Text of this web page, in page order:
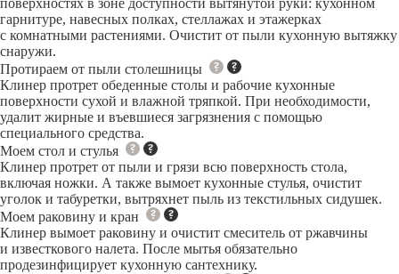
поверхностях в зоне доступности вытянутой руки: кухонном
гарнитуре, навесных полках, стеллажах и этажерках
с комнатными растениями. Очистит от пыли кухонную вытяжку
снаружи.
Протираем от пыли столешницы
Клинер протрет обеденные столы и рабочие кухонные
поверхности сухой и влажной тряпкой. При необходимости,
удалит жирные и въевшиеся загрязнения с помощью
специального средства.
Моем стол и стулья
Клинер протрет от пыли и грязи всю поверхность стола,
включая ножки. А также вымоет кухонные стулья, очистит
уголок и табуретки, вытряхнет пыль из текстильных сидушек.
Моем раковину и кран
Клинер вымоет раковину и очистит смеситель от ржавчины
и известкового налета. После мытья обязательно
продезинфицирует кухонную сантехнику.